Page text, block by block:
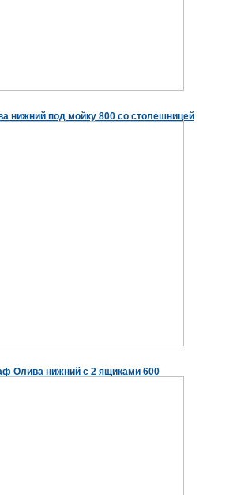
нижний под мойку 800 со столешницей
Олива нижний с 2 ящиками 600